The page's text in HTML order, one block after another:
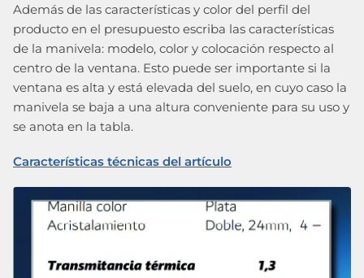
Además de las características y color del perfil del
producto en el presupuesto escriba las características
de la manivela: modelo, color y colocación respecto al
centro de la ventana. Esto puede ser importante si la
ventana es alta y está elevada del suelo, en cuyo caso la
manivela se baja a una altura conveniente para su uso y
se anota en la tabla.
Características técnicas del artículo